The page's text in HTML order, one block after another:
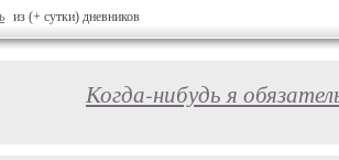
из (+ сутки) дневников
Когда-нибудь я